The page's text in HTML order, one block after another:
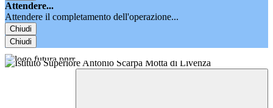
Attendere...
Attendere il completamento dell'operazione...
Chiudi
Chiudi